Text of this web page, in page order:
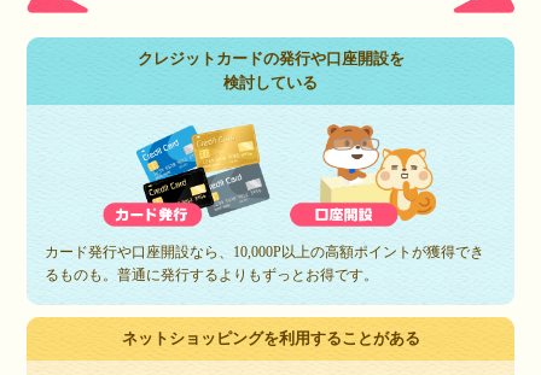
クレジットカードの発行や口座開設を
検討している
カード発行や口座開設なら、10,000P以上の高額ポイントが獲得でき
るものも。普通に発行するよりもずっとお得です。
ネットショッピングを利用することがある